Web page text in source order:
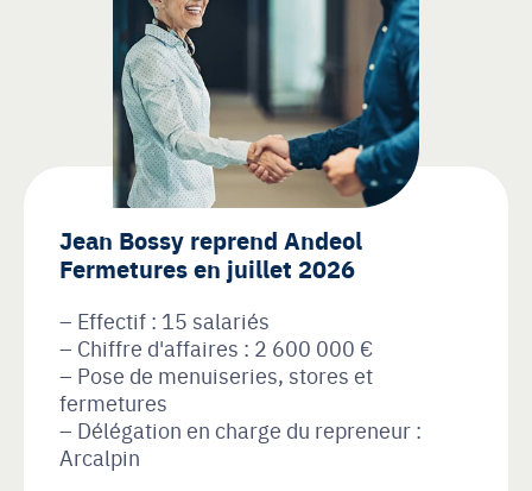
Jean Bossy reprend Andeol
Fermetures en juillet 2026
Effectif : 15 salariés
Chiffre d'affaires : 2 600 000 €
Pose de menuiseries, stores et
fermetures
Délégation en charge du repreneur :
Arcalpin